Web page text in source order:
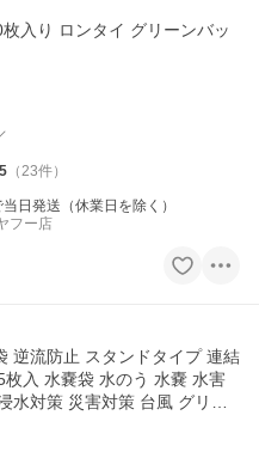
入り ロンタイ グリーンバッ
（23件）
日発送（休業日を除く）
フー店
逆流防止 スタンドタイプ 連結
入 水嚢袋 水のう 水嚢 水害
水対策 災害対策 台風 グリー